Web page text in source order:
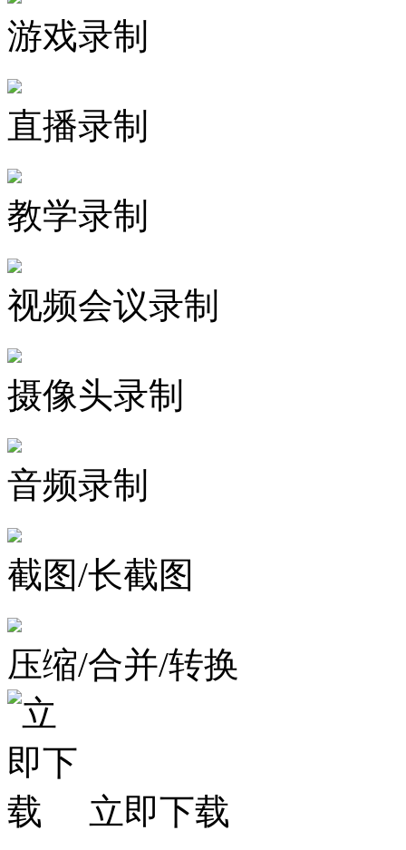
游戏录制
直播录制
教学录制
视频会议录制
摄像头录制
音频录制
截图/长截图
压缩/合并/转换
立即下载